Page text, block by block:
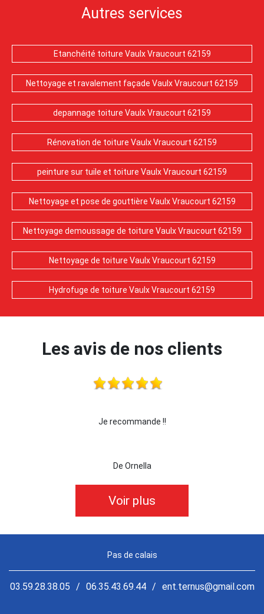
Autres services
Etanchéité toiture Vaulx Vraucourt 62159
Nettoyage et ravalement façade Vaulx Vraucourt 62159
depannage toiture Vaulx Vraucourt 62159
Rénovation de toiture Vaulx Vraucourt 62159
peinture sur tuile et toiture Vaulx Vraucourt 62159
Nettoyage et pose de gouttière Vaulx Vraucourt 62159
Nettoyage demoussage de toiture Vaulx Vraucourt 62159
Nettoyage de toiture Vaulx Vraucourt 62159
Hydrofuge de toiture Vaulx Vraucourt 62159
Les avis de nos clients
Je recommande !!
De Ornella
Voir plus
Pas de calais
03.59.28.38.05 / 06.35.43.69.44 / ent.ternus@gmail.com